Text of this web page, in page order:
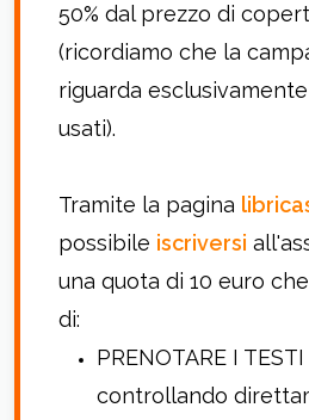
50% dal prezzo di
(ricordiamo che la
riguarda
usati).
Tramite la pagina
possibile iscriversi
una quota di 10 euro
di:
PRENOTARE I
controllando